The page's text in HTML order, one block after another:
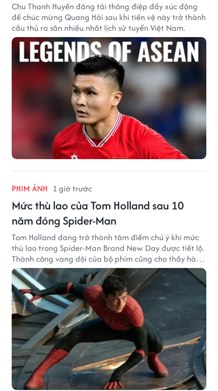
Chu Thanh Huyền đăng tải thông điệp đầy xúc động
để chúc mừng Quang Hải sau khi tiền vệ này trở thành
cầu thủ ra sân nhiều nhất lịch sử tuyển Việt Nam.
PHIM ẢNH 1 giờ trước
Mức thù lao của Tom Holland sau 10
năm đóng Spider-Man
Tom Holland đang trở thành tâm điểm chú ý khi mức
thù lao trong Spider-Man Brand New Day được tiết lộ.
Thành công vang dội của bộ phim cũng cho thấy hành
trình thăng hạng đáng chú ý của nam diễn viên sau
một thập kỷ gắn bó với vai Người Nhện.